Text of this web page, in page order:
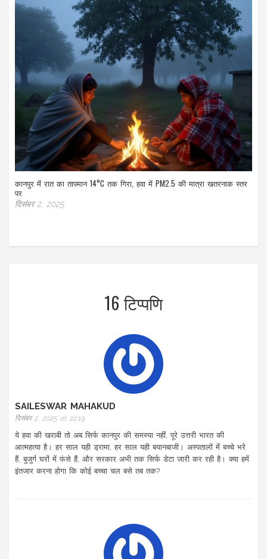
कानपुर में रात का तापमान 14°C तक गिरा, हवा में PM2.5 की मात्रा खतरनाक स्तर
पर
दिसंबर 2, 2025
16 टिप्पणि
SAILESWAR MAHAKUD
दिसंबर 2, 2025 at 22:19
ये हवा की खराबी तो अब सिर्फ कानपुर की समस्या नहीं, पूरे उत्तरी भारत की
आत्महत्या है। हर साल यही ड्रामा, हर साल यही बयानबाजी। अस्पतालों में बच्चे भरे
हैं, बुजुर्ग घरों में फंसे हैं, और सरकार अभी तक सिर्फ डेटा जारी कर रही है। क्या हमें
इंतजार करना होगा कि कोई बच्चा चल बसे तब तक?